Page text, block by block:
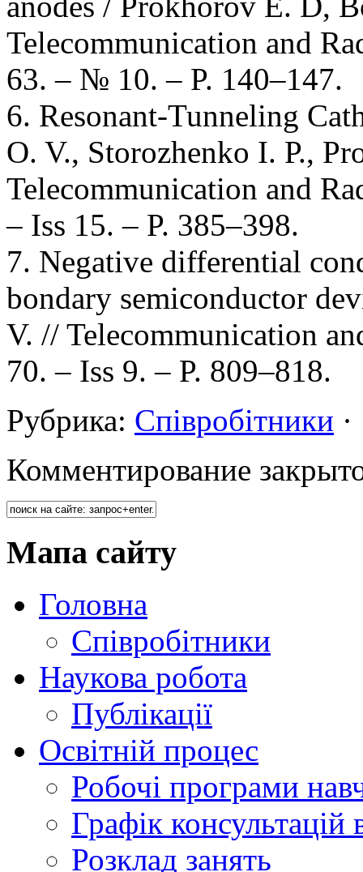
Telecommunication and
63. – № 10. – P. 140–147.
6. Resonant-Tunneling
O. V., Storozhenko I. Р.,
Telecommunication and
– Iss 15. – P. 385–398.
7. Negative differential
bondary semiconductor
V. // Telecommunication
70. – Iss 9. – P. 809–818.
Рубрика: Співробітники
Комментирование
Мапа сайту
Головна
Співробітники
Наукова робота
Публікації
Освітній процес
Робочі програми
Графік консультацій
Розклад занять